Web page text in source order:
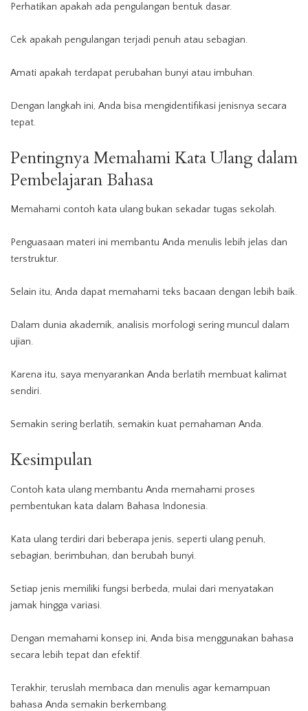
Perhatikan apakah ada pengulangan bentuk dasar.
Cek apakah pengulangan terjadi penuh atau sebagian.
Amati apakah terdapat perubahan bunyi atau imbuhan.
Dengan langkah ini, Anda bisa mengidentifikasi jenisnya secara
tepat.
Pentingnya Memahami Kata Ulang dalam
Pembelajaran Bahasa
Memahami contoh kata ulang bukan sekadar tugas sekolah.
Penguasaan materi ini membantu Anda menulis lebih jelas dan
terstruktur.
Selain itu, Anda dapat memahami teks bacaan dengan lebih baik.
Dalam dunia akademik, analisis morfologi sering muncul dalam
ujian.
Karena itu, saya menyarankan Anda berlatih membuat kalimat
sendiri.
Semakin sering berlatih, semakin kuat pemahaman Anda.
Kesimpulan
Contoh kata ulang membantu Anda memahami proses
pembentukan kata dalam Bahasa Indonesia.
Kata ulang terdiri dari beberapa jenis, seperti ulang penuh,
sebagian, berimbuhan, dan berubah bunyi.
Setiap jenis memiliki fungsi berbeda, mulai dari menyatakan
jamak hingga variasi.
Dengan memahami konsep ini, Anda bisa menggunakan bahasa
secara lebih tepat dan efektif.
Terakhir, teruslah membaca dan menulis agar kemampuan
bahasa Anda semakin berkembang.